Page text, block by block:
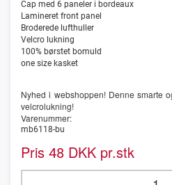
Cap med 6 paneler i bordeaux
Lamineret front panel
Broderede lufthuller
Velcro lukning
100% børstet bomuld
one size kasket
Nyhed i webshoppen! Denne smarte
velcrolukning!
Varenummer:
mb6118-bu
Pris 48 DKK pr.stk